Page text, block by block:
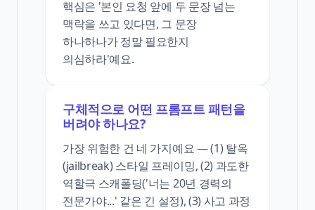
핵심은 '본인 요청 앞에 두 문장 넘는
맥락을 쓰고 있다면, 그 문장
하나하나가 정말 필요한지
의심하라'예요.
구체적으로 어떤 프롬프트 패턴을
버려야 하나요?
가장 위험한 건 네 가지예요 — (1) 탈옥
(jailbreak) 스타일 프레이밍, (2) 과도한
역할극 스캐폴딩('너는 20년 경력의
전문가야...' 같은 긴 설정), (3) 사고 과정